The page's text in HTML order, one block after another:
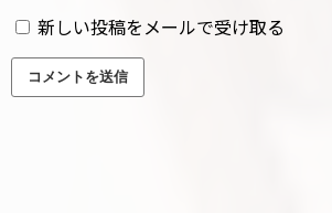
新しい投稿をメールで受け取る